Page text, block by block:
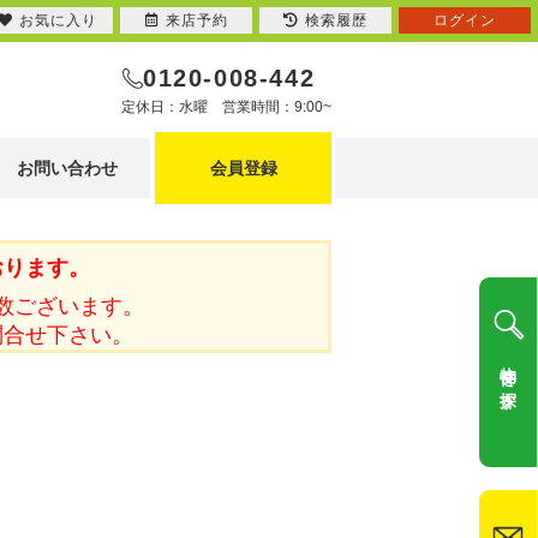
0120-008-442
定休日：水曜 営業時間：9:00~
お問い合わせ 会員登録
ます。
ざいます。
せ下さい。
お気に入り 来店予約 検索履歴 ログイン
物件を探す